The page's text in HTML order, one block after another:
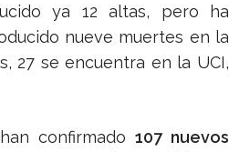
ya 12 altas, pero ha
nueve muertes en la
27 se encuentra en la UCI,
confirmado 107 nuevos